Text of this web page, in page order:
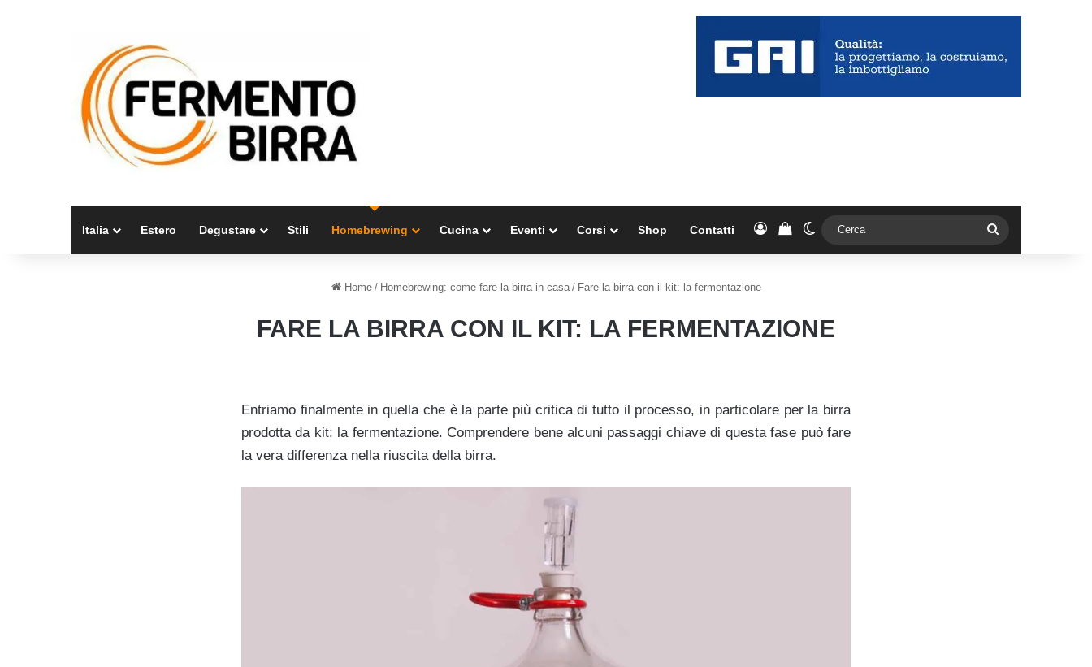
Italia Estero Degustare Stili Homebrewing Cucina Eventi Corsi Shop Contatti AccediVedi il carrello
Cambia aspetto
Home / Homebrewing: come fare la birra in casa / Fare la birra con il kit: la fermentazione
FARE LA BIRRA CON IL KIT: LA FERMENTAZIONE
Entriamo finalmente in quella che è la parte più critica di tutto il processo, in particolare per la birra
prodotta da kit: la fermentazione. Comprendere bene alcuni passaggi chiave di questa fase può fare
la vera differenza nella riuscita della birra.